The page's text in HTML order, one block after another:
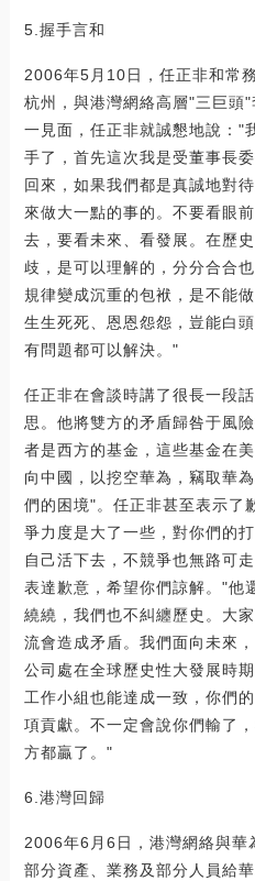
5.握手言和
2006年5月10日，任正非和常
杭州，與港灣網絡高層"三巨頭"
一見面，任正非就誠懇地說："
手了，首先這次我是受董事長
回來，如果我們都是真誠地對
來做大一點的事的。不要看眼
去，要看未來、看發展。在歷
歧，是可以理解的，分分合合
規律變成沉重的包袱，是不能
生生死死、恩恩怨怨，豈能白
有問題都可以解決。"
任正非在會談時講了很長一段
思。他將雙方的矛盾歸咎于風
者是西方的基金，這些基金在
向中國，以挖空華為，竊取華
們的困境"。任正非甚至表示了
爭力度是大了一些，對你們的
自己活下去，不競爭也無路可
表達歉意，希望你們諒解。"他
繞繞，我們也不糾纏歷史。大
流會造成矛盾。我們面向未來
公司處在全球歷史性大發展時
工作小組也能達成一致，你們
項貢獻。不一定會說你們輸了
方都贏了。"
6.港灣回歸
2006年6月6日，港灣網絡與華
部分資產、業務及部分人員給